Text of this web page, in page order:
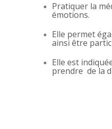
Pratiquer la
émotions.
Elle permet
ainsi être
Elle est
prendre de la